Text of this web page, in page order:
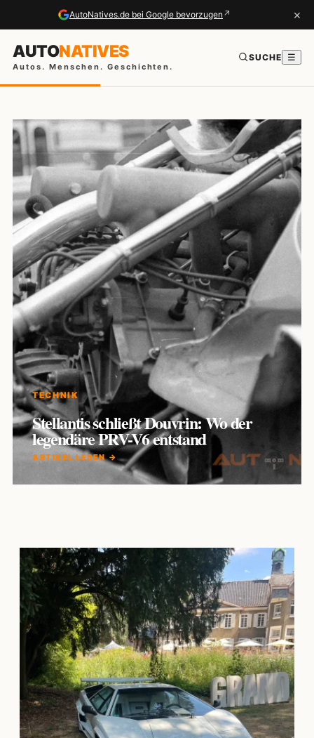
AutoNatives.de bei Google bevorzugen ↗ ×
AUTONATIVES
Autos. Menschen. Geschichten.
SUCHE ☰
TECHNIK
Stellantis schließt Douvrin: Wo der
legendäre PRV-V6 entstand
ARTIKEL LESEN →